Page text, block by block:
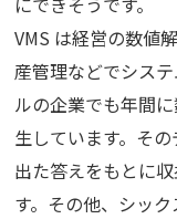
VMS は経営の数値
産管理などでシス
ルの企業でも年間
生しています。そ
出た答えをもとに
す。その他、シッ